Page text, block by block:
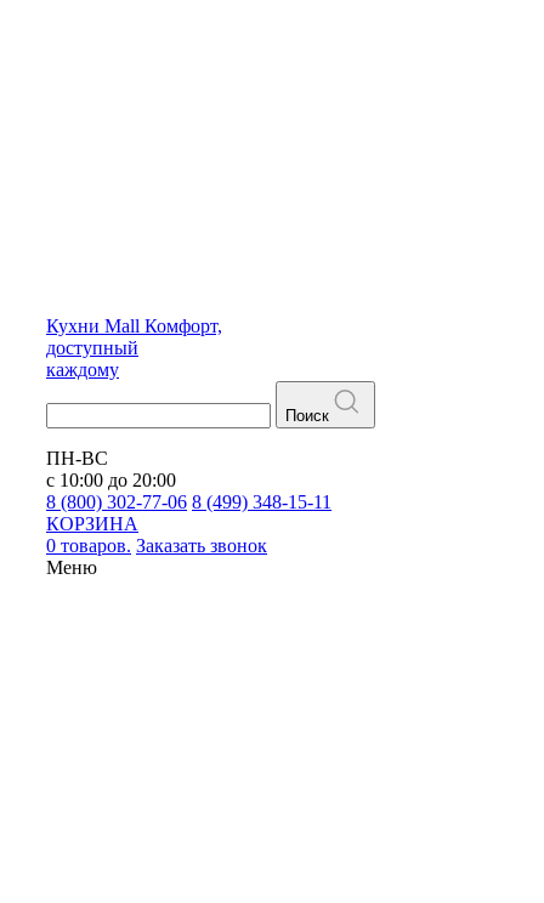
Кухни Mall Комфорт,
доступный
каждому
Поиск
ПН-ВС
с 10:00 до 20:00
8 (800) 302-77-06 8 (499) 348-15-11
КОРЗИНА
0 товаров. Заказать звонок
Меню